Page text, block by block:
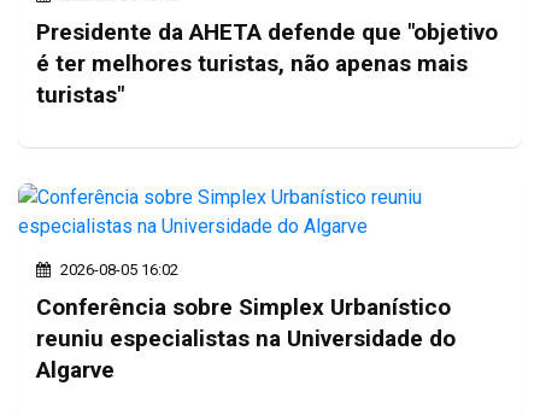
Presidente da AHETA defende que "objetivo
é ter melhores turistas, não apenas mais
turistas"
2026-08-05 16:02
Conferência sobre Simplex Urbanístico
reuniu especialistas na Universidade do
Algarve